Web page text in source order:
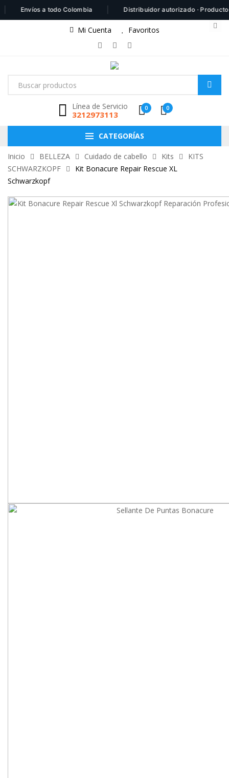
Envíos a todo Colombia | Distribuidor autorizado · Productos
Mi Cuenta Favoritos
Línea de Servicio
3212973113
0 0
CATEGORÍAS
Inicio BELLEZA Cuidado de cabello Kits
KITS
SCHWARZKOPF
Kit Bonacure Repair Rescue XL
Schwarzkopf